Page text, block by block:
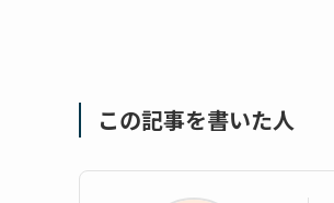
この記事を書いた人